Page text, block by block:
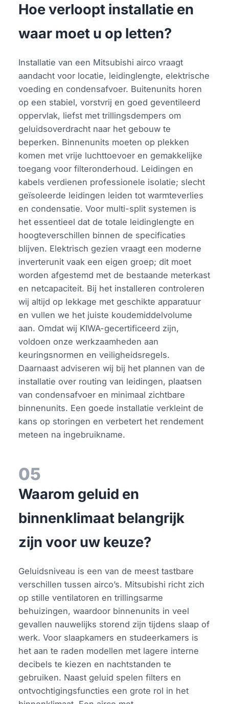
Hoe verloopt installatie en
waar moet u op letten?
Installatie van een Mitsubishi airco vraagt
aandacht voor locatie, leidinglengte, elektrische
voeding en condensafvoer. Buitenunits horen
op een stabiel, vorstvrij en goed geventileerd
oppervlak, liefst met trillingsdempers om
geluidsoverdracht naar het gebouw te
beperken. Binnenunits moeten op plekken
komen met vrije luchttoevoer en gemakkelijke
toegang voor filteronderhoud. Leidingen en
kabels verdienen professionele isolatie; slecht
geïsoleerde leidingen leiden tot warmteverlies
en condensatie. Voor multi-split systemen is
het essentieel dat de totale leidinglengte en
hoogteverschillen binnen de specificaties
blijven. Elektrisch gezien vraagt een moderne
inverterunit vaak een eigen groep; dit moet
worden afgestemd met de bestaande meterkast
en netcapaciteit. Bij het installeren controleren
wij altijd op lekkage met geschikte apparatuur
en vullen we het juiste koudemiddelvolume
aan. Omdat wij KIWA-gecertificeerd zijn,
voldoen onze werkzaamheden aan
keuringsnormen en veiligheidsregels.
Daarnaast adviseren wij bij het plannen van de
installatie over routing van leidingen, plaatsen
van condensafvoer en minimaal zichtbare
binnenunits. Een goede installatie verkleint de
kans op storingen en verbetert het rendement
meteen na ingebruikname.
05
Waarom geluid en
binnenklimaat belangrijk
zijn voor uw keuze?
Geluidsniveau is een van de meest tastbare
verschillen tussen airco’s. Mitsubishi richt zich
op stille ventilatoren en trillingsarme
behuizingen, waardoor binnenunits in veel
gevallen nauwelijks storend zijn tijdens slaap of
werk. Voor slaapkamers en studeerkamers is
het aan te raden modellen met lagere interne
decibels te kiezen en nachtstanden te
gebruiken. Naast geluid spelen filters en
ontvochtigingsfuncties een grote rol in het